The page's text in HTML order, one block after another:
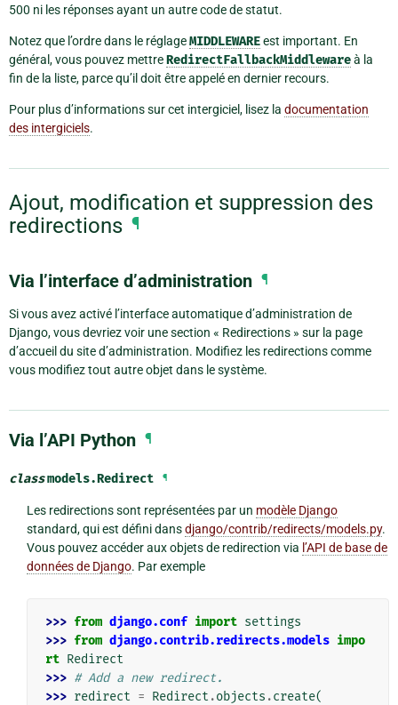
500 ni les réponses ayant un autre code de statut.
Notez que l’ordre dans le réglageMIDDLEWAREest important. En
général, vous pouvez mettreRedirectFallbackMiddlewareà la
fin de la liste, parce qu’il doit être appelé en dernier recours.
Pour plus d’informations sur cet intergiciel, lisez la documentation
des intergiciels.
Ajout, modification et suppression des
redirections ¶
Via l’interface d’administration ¶
Si vous avez activé l’interface automatique d’administration de
Django, vous devriez voir une section « Redirections » sur la page
d’accueil du site d’administration. Modifiez les redirections comme
vous modifiez tout autre objet dans le système.
Via l’API Python ¶
classmodels.Redirect ¶
Les redirections sont représentées par un modèle Django
standard, qui est défini dansdjango/contrib/redirects/models.py.
Vous pouvez accéder aux objets de redirection via l’API de base de
données de Django. Par exemple
>>> from django.conf import settings
>>> from django.contrib.redirects.models impo
rt Redirect
>>> # Add a new redirect.
>>> redirect = Redirect .objects .create(